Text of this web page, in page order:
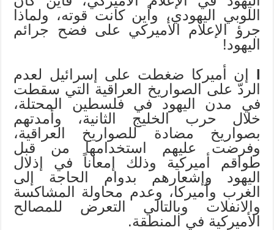
اللوبي اليهودي، وأين كانت قوته، ولماذا
جرؤ الإعلام الأميركي على فضح جرائم
اليهود!
l إن أميركا ضغطت على إسرائيل لعدم
الردّ على الصواريخ العراقية التي سقطت
في مدن اليهود في فلسطين المحتلة،
خلال حرب الخليج الثانية، وأمدتهم
بصواريخ مضادة للصواريخ العراقية،
وفرضت عليهم استخدامها من قبل
طواقم أميركية وذلك إمعاناً في إذلال
اليهود وإشعارهم بدوام الحاجة إلى
الغرب وأميركا، وعدم محاولة المشاكسة
والانفلات وبالتالي التعرض للمصالح
الأميركية في المنطقة.